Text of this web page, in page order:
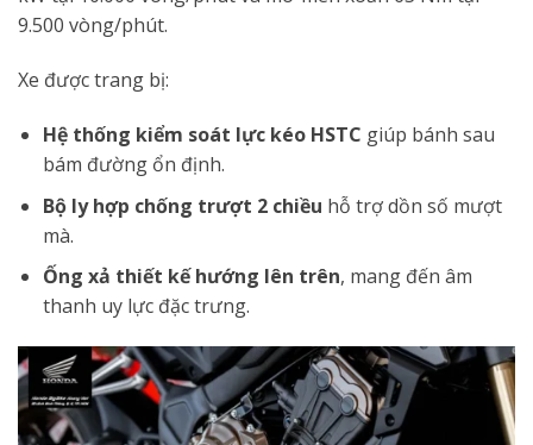
9.500 vòng/phút.
Xe được trang bị:
Hệ thống kiểm soát lực kéo HSTC giúp bánh sau
bám đường ổn định.
Bộ ly hợp chống trượt 2 chiều hỗ trợ dồn số mượt
mà.
Ống xả thiết kế hướng lên trên, mang đến âm
thanh uy lực đặc trưng.